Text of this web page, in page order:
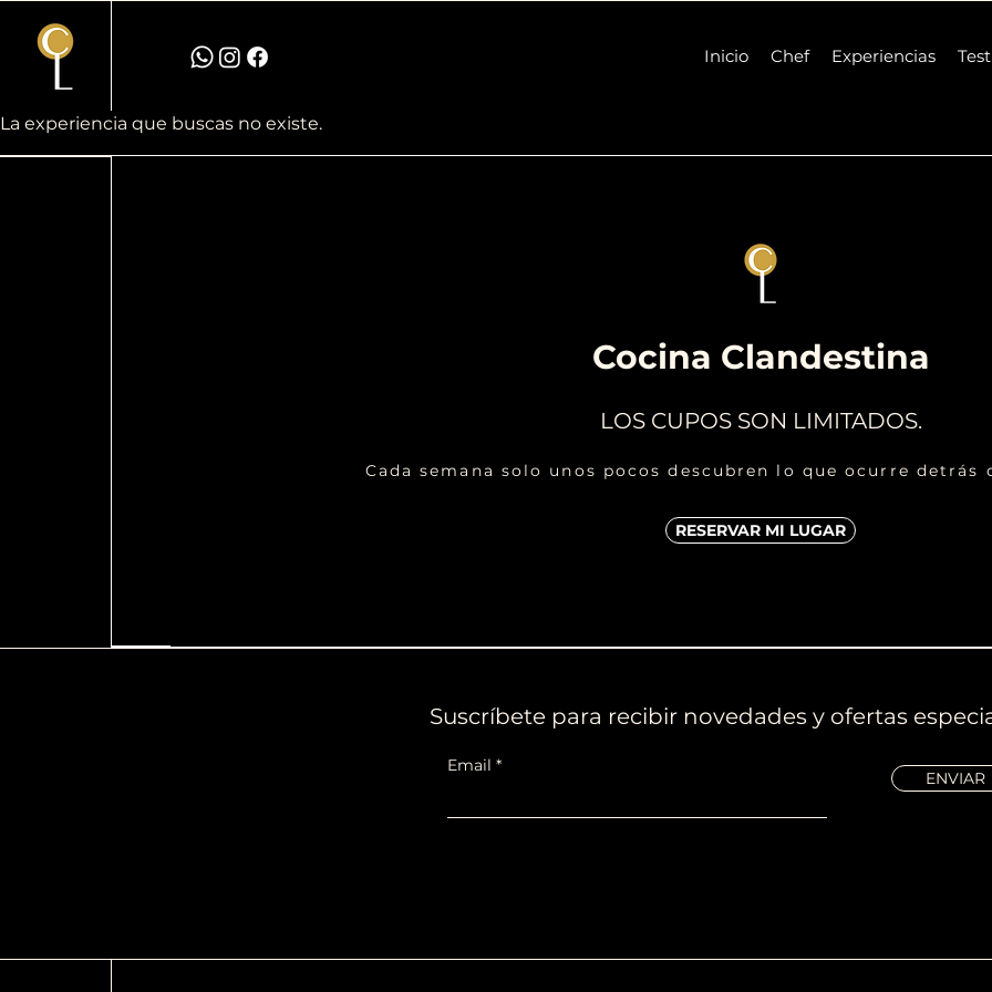
Inicio Chef Experiencias
La experiencia que buscas no existe.
Cocina Clandestina
LOS CUPOS SON LIMITADOS.
Cada semana solo unos pocos descubren lo que ocurre detrás
RESERVAR MI LUGAR
Suscríbete para recibir novedades y ofertas
Email
ENVIAR